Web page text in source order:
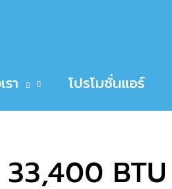
า โปรโมชั่นแอร์
33,400 BTU